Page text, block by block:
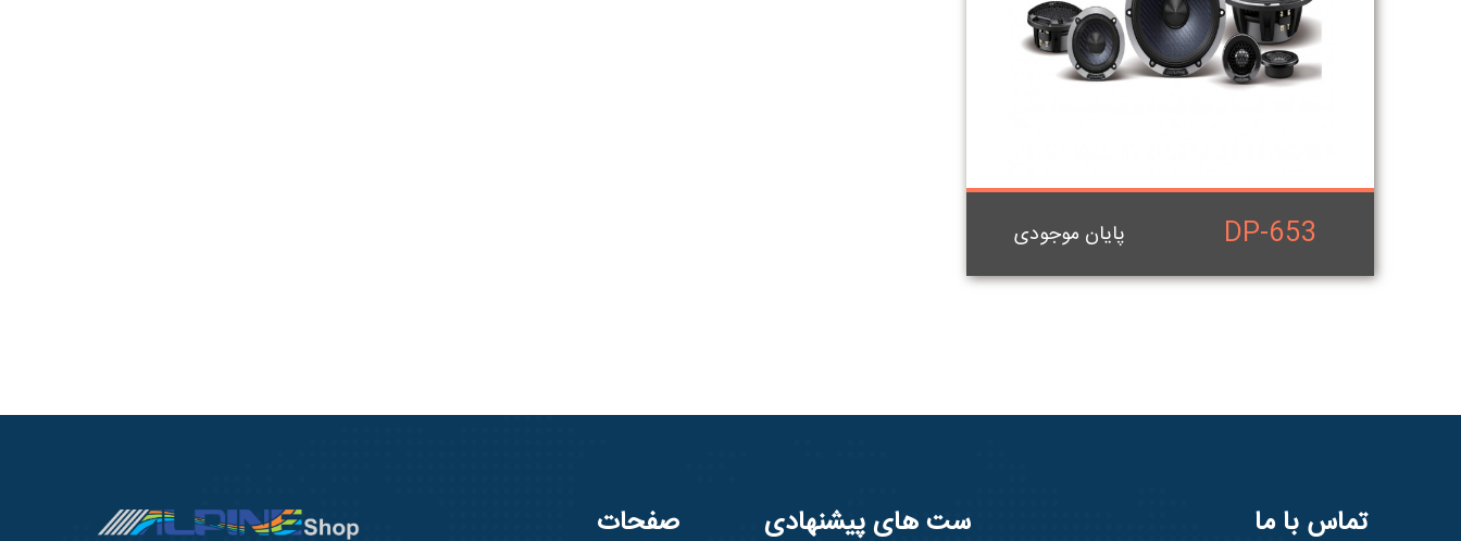
DP-653 پایان موجودی
صفحات ست های پیشنهادی تماس با ما